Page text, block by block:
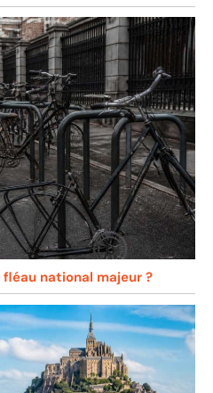
fléau national majeur ?